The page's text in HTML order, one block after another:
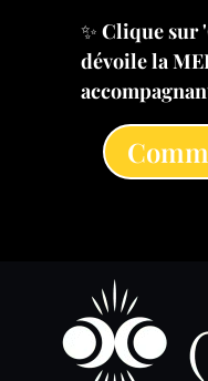
✨ Clique sur
dévoile la